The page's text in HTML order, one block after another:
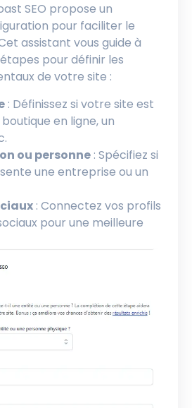
SEO propose un
pour faciliter le
assistant vous guide à
pour définir les
de votre site :
: Définissez si votre site est
en ligne, un
ou personne : Spécifiez si
une entreprise ou un
: Connectez vos profils
pour une meilleure